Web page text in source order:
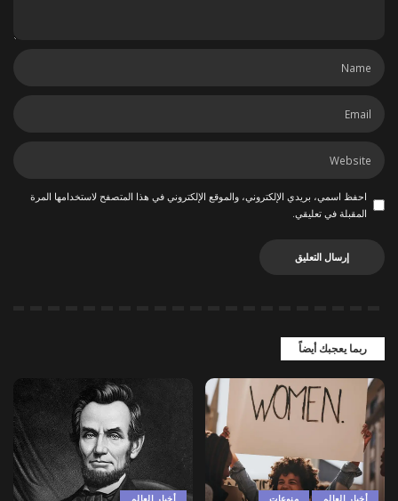
احفظ اسمي، بريدي الإلكتروني، والموقع الإلكتروني في هذا المتصفح لاستخدامها المرة
المقبلة في تعليقي.
ربما يعجبك أيضاً
أخبار العالم منوعات أخبار العالم